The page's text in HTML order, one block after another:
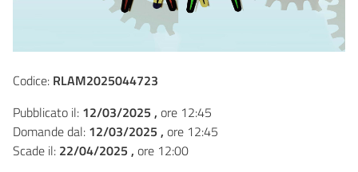
Codice: RLAM2025044723
Pubblicato il: 12/03/2025 , ore 12:45
Domande dal: 12/03/2025 , ore 12:45
Scade il: 22/04/2025 , ore 12:00